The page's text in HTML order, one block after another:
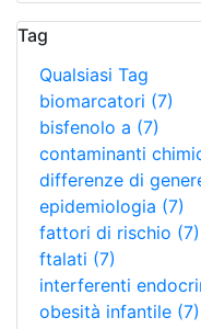
Tag
Qualsiasi Tag
biomarcatori (7)
bisfenolo a (7)
contaminanti
differenze di
epidemiologia (7)
fattori di rischio (7)
ftalati (7)
interferenti
obesità infantile (7)